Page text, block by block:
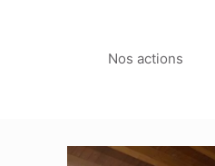
Nos actions